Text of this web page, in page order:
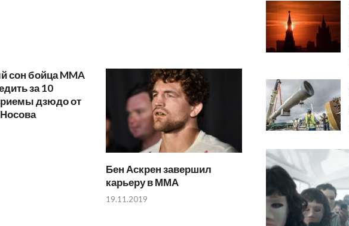
сон бойца MMA
за 10
дзюдо от
Бен Аскрен завершил
карьеру в ММА
19.11.2019